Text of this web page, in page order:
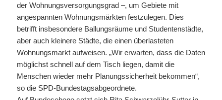
der Wohnungsversorgungsgrad –, um Gebiete mit
angespannten Wohnungsmärkten festzulegen. Dies
betrifft insbesondere Ballungsräume und Studentenstädte,
aber auch kleinere Städte, die einen überlasteten
Wohnungsmarkt aufweisen. „Wir erwarten, dass die Daten
möglichst schnell auf dem Tisch liegen, damit die
Menschen wieder mehr Planungssicherheit bekommen“,
so die SPD-Bundestagsabgeordnete.